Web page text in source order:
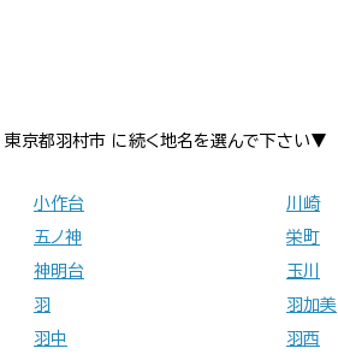
東京都羽村市 に続く地名を選んで下さい▼
小作台
川崎
五ノ神
栄町
神明台
玉川
羽
羽加美
羽中
羽西